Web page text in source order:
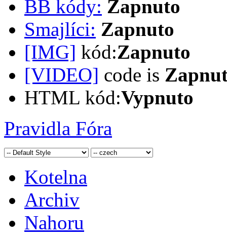
BB kódy: Zapnuto
Smajlíci: Zapnuto
[IMG] kód:Zapnuto
[VIDEO] code is
HTML kód:Vypnuto
Pravidla Fóra
Kotelna
Archiv
Nahoru